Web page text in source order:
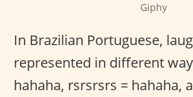
Giphy
In Brazilian Portuguese,
represented in different
hahaha, rsrsrsrs = hahaha,